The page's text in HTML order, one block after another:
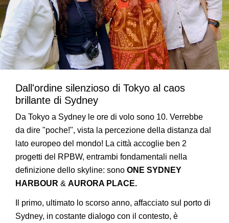
Dall'ordine silenzioso di Tokyo al caos
brillante di Sydney
Da Tokyo a Sydney le ore di volo sono 10. Verrebbe
da dire "poche!", vista la percezione della distanza dal
lato europeo del mondo! La città accoglie ben 2
progetti del RPBW, entrambi fondamentali nella
definizione dello skyline: sono ONE SYDNEY
HARBOUR & AURORA PLACE.
Il primo, ultimato lo scorso anno, affacciato sul porto di
Sydney, in costante dialogo con il contesto, è